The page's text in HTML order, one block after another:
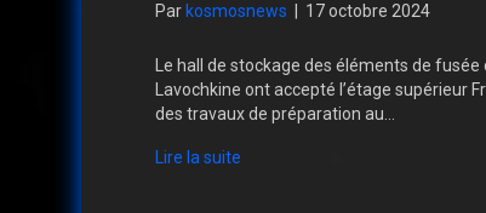
Par kosmosnews 17 octobre 2024
Le hall de stockage des éléments de
Lavochkine ont accepté l’étage supérieur
des travaux de préparation au…
Lire la suite